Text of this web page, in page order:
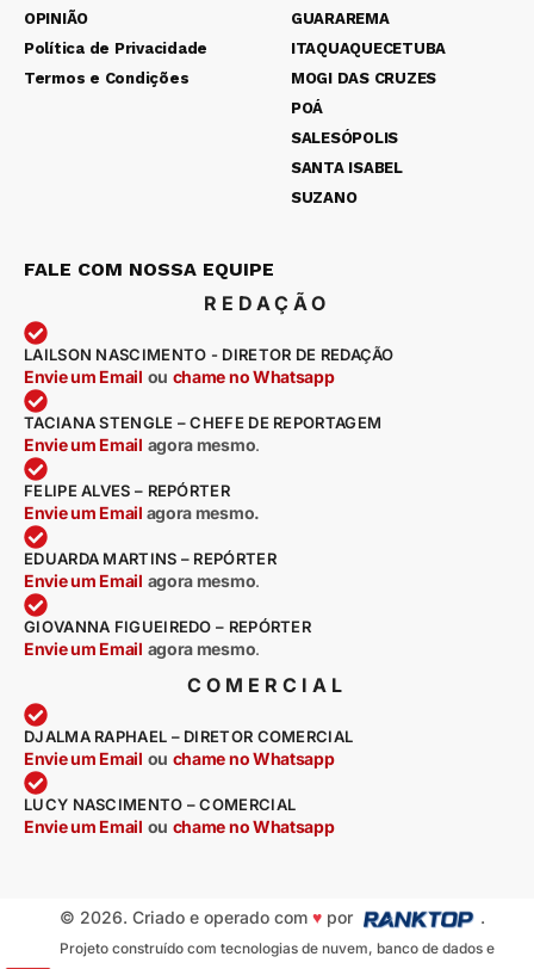
OPINIÃO
Política de Privacidade
Termos e Condições
GUARAREMA
ITAQUAQUECETUBA
MOGI DAS CRUZES
POÁ
SALESÓPOLIS
SANTA ISABEL
SUZANO
FALE COM NOSSA EQUIPE
REDAÇÃO
LAILSON NASCIMENTO - DIRETOR DE REDAÇÃO
Envie um Email ou chame no Whatsapp
TACIANA STENGLE – CHEFE DE REPORTAGEM
Envie um Email agora mesmo.
FELIPE ALVES – REPÓRTER
Envie um Email agora mesmo.
EDUARDA MARTINS – REPÓRTER
Envie um Email agora mesmo.
GIOVANNA FIGUEIREDO – REPÓRTER
Envie um Email agora mesmo.
COMERCIAL
DJALMA RAPHAEL – DIRETOR COMERCIAL
Envie um Email ou chame no Whatsapp
LUCY NASCIMENTO – COMERCIAL
Envie um Email ou chame no Whatsapp
© 2026. Criado e operado com ♥por .
Projeto construído com tecnologias de nuvem, banco de dados e